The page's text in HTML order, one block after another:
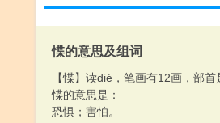
惵的意思及组词
【惵】读dié，笔画有12画，部首
惵的意思是：
恐惧；害怕。